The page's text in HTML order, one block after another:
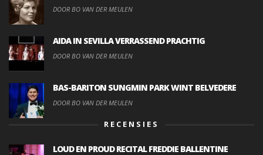
DOOR BO VAN DER MEULEN
AIDA IN SEVILLA VERRASSEND PRACHTIG
DOOR BO VAN DER MEULEN
BAS-BARITON SUNGMIN PARK WINT BELVEDERE
DOOR BO VAN DER MEULEN
RECENSIES
LOUD EN PROUD RECITAL FREDDIE BALLENTINE